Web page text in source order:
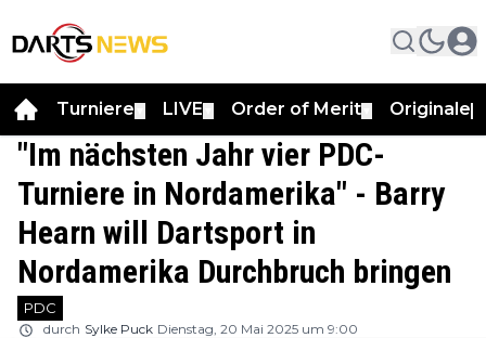
Turniere LIVE Order of Merit Originale
"Im nächsten Jahr vier PDC-
Turniere in Nordamerika" - Barry
Hearn will Dartsport in
Nordamerika Durchbruch bringen
PDC
durch Sylke Puck Dienstag, 20 Mai 2025 um 9:00